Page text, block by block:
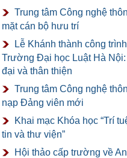
Trung tâm Công nghệ
mặt cán bộ hưu trí
Lễ Khánh thành công
Trường Đại học Luật Hà
đại và thân thiện
Trung tâm Công nghệ
nạp Đảng viên mới
Khai mạc Khóa học “Trí
tin và thư viện”
Hội thảo cấp trường về